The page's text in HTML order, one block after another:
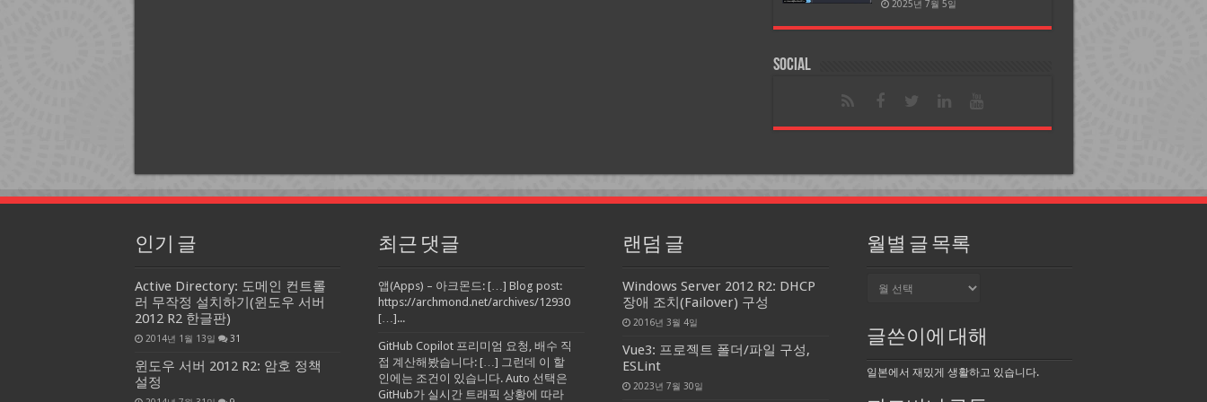
2025년 7월 5일
Social
인기 글
Active Directory: 도메인 컨트롤
러 무작정 설치하기(윈도우 서버
2012 R2 한글판)
2014년 1월 13일 31
윈도우 서버 2012 R2: 암호 정책
설정
최근 댓글
앱(Apps) – 아크몬드: […] Blog post:
https://archmond.net/archives/12930
[…]...
GitHub Copilot 프리미엄 요청, 배수 직
접 계산해봤습니다: […] 그런데 이 할
인에는 조건이 있습니다. Auto 선택은
GitHub가 실시간 트래픽 상황에 따라
랜덤 글
Windows Server 2012 R2: DHCP
장애 조치(Failover) 구성
2016년 3월 4일
Vue3: 프로젝트 폴더/파일 구성,
ESLint
2023년 7월 30일
월별 글 목록
목
록
글쓴이에 대해
일본에서 재밌게 생활하고 있습니다.